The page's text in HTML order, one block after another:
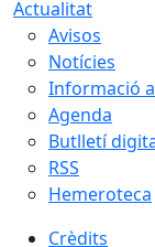
Actualitat
Avisos
Notícies
Informació
Agenda
Butlletí
RSS
Hemeroteca
Crèdits